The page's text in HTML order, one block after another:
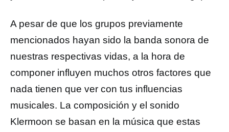
A pesar de que los grupos previamente
mencionados hayan sido la banda sonora de
nuestras respectivas vidas, a la hora de
componer influyen muchos otros factores que
nada tienen que ver con tus influencias
musicales. La composición y el sonido
Klermoon se basan en la música que estas